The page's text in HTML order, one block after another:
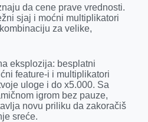
da cene prave vrednosti.
sjaj i moćni multiplikatori
za velike,
eksplozija: besplatni
feature-i i multiplikatori
uloge i do x5.000. Sa
igrom bez pauze,
novu priliku da zakoračiš
sreće.